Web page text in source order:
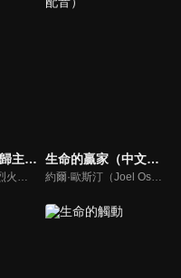
特會精選 全家歸主有良方
精選天國文化、烈火特會、超自然大能與使徒性教會等特會，幫助我們更加明白神的心意，好讓我們的生命能走在神的道路上進入命定。
生命的贏家（中文配音）
約爾·歐斯汀（Joel Osteen）綽號是「微笑的傳道者」，是美國的宣教士、電視佈道家和作家，他在美國最大的基督教會湖木教會擔任主任牧師。2004年，他的第一本書「活出美好」，首次出版就登上紐約時報暢銷書的榜首，這本書在紐約時報暢銷200多週。